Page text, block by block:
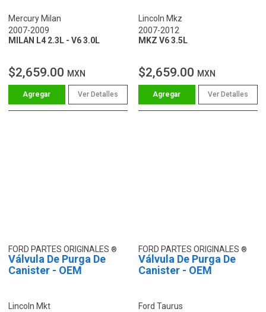
Mercury Milan
2007-2009
MILAN L4 2.3L - V6 3.0L
$2,659.00 MXN
Ver Detalles
Lincoln Mkz
2007-2012
MKZ V6 3.5L
$2,659.00 MXN
Ver Detalles
FORD PARTES ORIGINALES
Válvula De Purga De
Canister - OEM
Lincoln Mkt
FORD PARTES ORIGINALES
Válvula De Purga De
Canister - OEM
Ford Taurus